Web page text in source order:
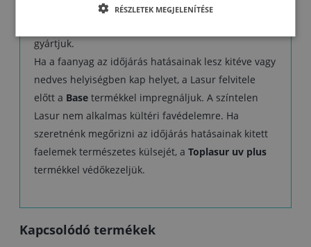
festés után a fa rajzolata látható legyen, enyhe matt
gyártjuk.
Ha a faanyag az időjárás hatásainak lesz kitéve vagy
nedves helyiségben kap helyet, a Lasur felvitele
előtt a Base termékkel impregnáljuk. A színtelen
Lasur nem alkalmas kültéri favédelemre. Ha
szeretnénk megőrizni az időjárás hatásainak kitett
faelemek természetes külsejét, a Toplasur uv plus
termékkel védőkezeljük.
Kapcsolódó termékek
RÉSZLETEK MEGJELENÍTÉSE